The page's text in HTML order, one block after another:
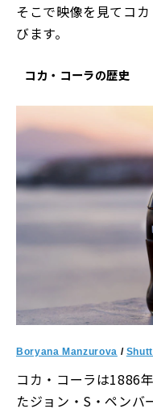
そこで映像を見てコ
びます。
コカ・コーラの歴史
Boryana Manzurova /
コカ・コーラは1886
たジョン・S・ペンバ